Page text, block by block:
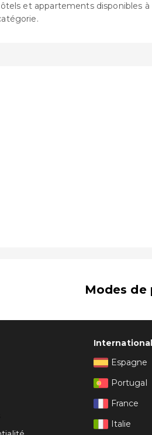
et appartements disponibles
Modes de
International
Espagne
Portugal
France
Italie